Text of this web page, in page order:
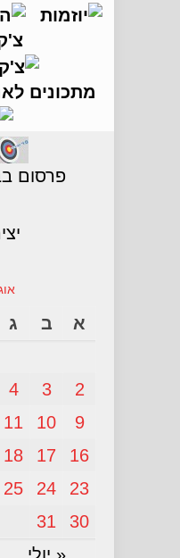
מתכונים
פרסום
א ב ג
« יולי
2
3
4
9
10
11
16
17
18
23
24
25
30
31